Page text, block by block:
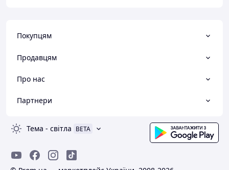
Покупцям
Продавцям
Про нас
Партнери
Тема - світла BETA